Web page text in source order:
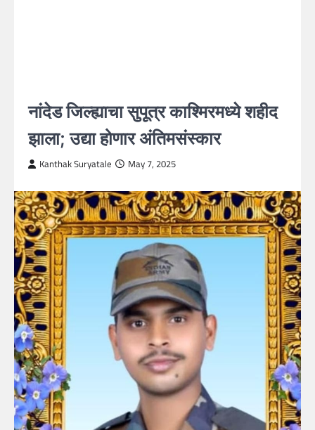
नांदेड जिल्ह्याचा सुपूत्र काश्मिरमध्ये शहीद
झाला; उद्या होणार अंतिमसंस्कार
Kanthak Suryatale May 7, 2025